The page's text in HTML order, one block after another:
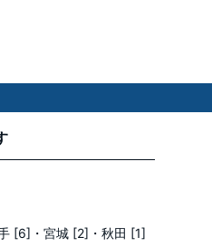
[6] ・宮城 [2] ・秋田 [1]